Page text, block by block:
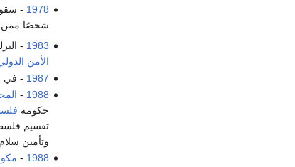
1978
-
شخصًا ممن
1983
-
الأمن
1987 - في
1988
-
حكومة
تقسيم
وتأمين
1988
-